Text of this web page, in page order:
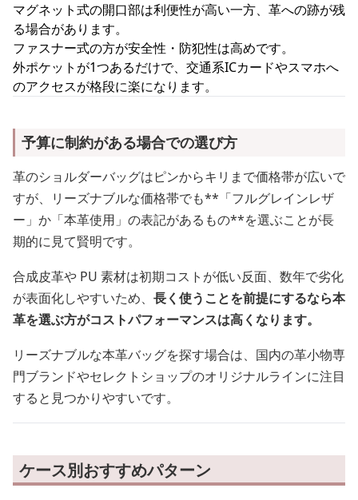
マグネット式の開口部は利便性が高い一方、革への跡が残
る場合があります。
ファスナー式の方が安全性・防犯性は高めです。
外ポケットが1つあるだけで、交通系ICカードやスマホへ
のアクセスが格段に楽になります。
予算に制約がある場合での選び方
革のショルダーバッグはピンからキリまで価格帯が広いで
すが、リーズナブルな価格帯でも**「フルグレインレザ
ー」か「本革使用」の表記があるもの**を選ぶことが長
期的に見て賢明です。
合成皮革や PU 素材は初期コストが低い反面、数年で劣化
が表面化しやすいため、 長く使うことを前提にするなら本
革を選ぶ方がコストパフォーマンスは高くなります。
リーズナブルな本革バッグを探す場合は、国内の革小物専
門ブランドやセレクトショップのオリジナルラインに注目
すると見つかりやすいです。
ケース別おすすめパターン